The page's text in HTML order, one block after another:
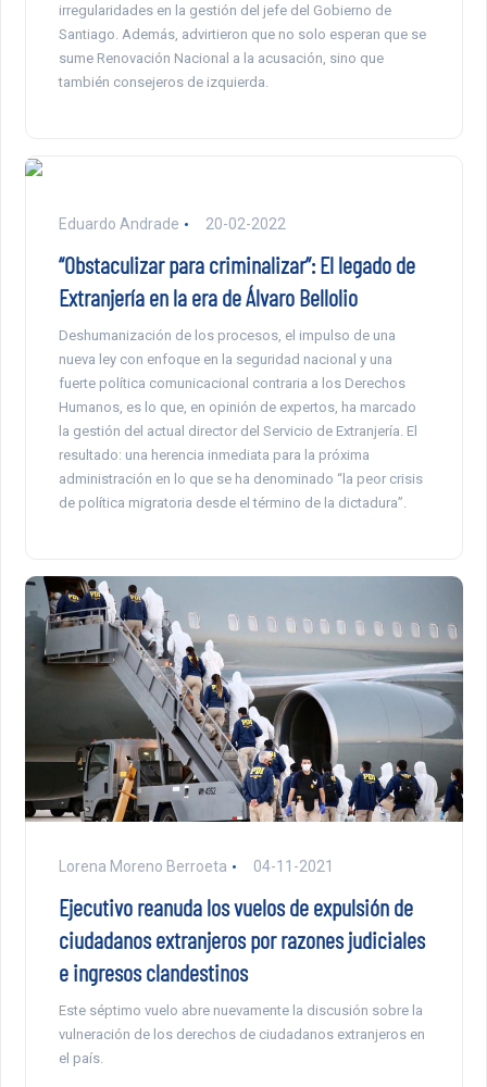
irregularidades en la gestión del jefe del Gobierno de
Santiago. Además, advirtieron que no solo esperan que se
sume Renovación Nacional a la acusación, sino que
también consejeros de izquierda.
Eduardo Andrade 20-02-2022
“Obstaculizar para criminalizar”: El legado de
Extranjería en la era de Álvaro Bellolio
Deshumanización de los procesos, el impulso de una
nueva ley con enfoque en la seguridad nacional y una
fuerte política comunicacional contraria a los Derechos
Humanos, es lo que, en opinión de expertos, ha marcado
la gestión del actual director del Servicio de Extranjería. El
resultado: una herencia inmediata para la próxima
administración en lo que se ha denominado “la peor crisis
de política migratoria desde el término de la dictadura”.
Lorena Moreno Berroeta 04-11-2021
Ejecutivo reanuda los vuelos de expulsión de
ciudadanos extranjeros por razones judiciales
e ingresos clandestinos
Este séptimo vuelo abre nuevamente la discusión sobre la
vulneración de los derechos de ciudadanos extranjeros en
el país.